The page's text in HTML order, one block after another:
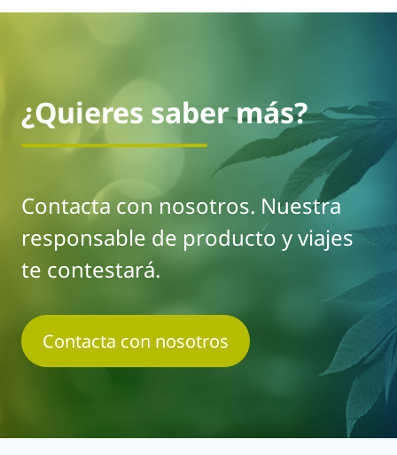
¿Quieres saber más?
Contacta con nosotros. Nuestra
responsable de producto y viajes
te contestará.
Contacta con nosotros